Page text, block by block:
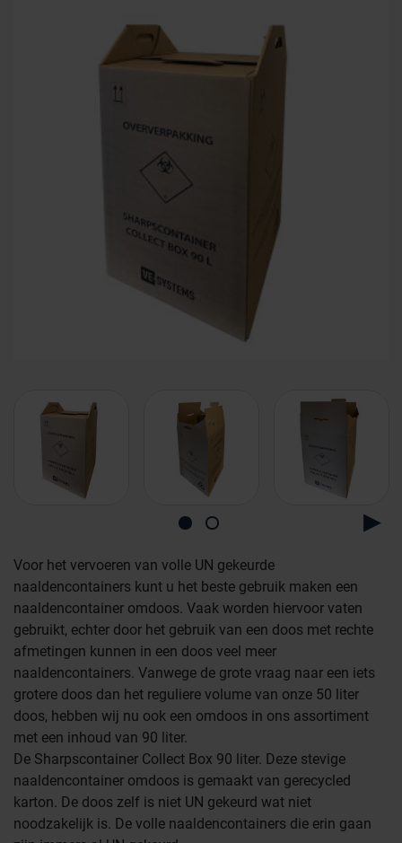
Voor het vervoeren van volle UN gekeurde
naaldencontainers kunt u het beste gebruik maken een
naaldencontainer omdoos. Vaak worden hiervoor vaten
gebruikt, echter door het gebruik van een doos met rechte
afmetingen kunnen in een doos veel meer
naaldencontainers. Vanwege de grote vraag naar een iets
grotere doos dan het reguliere volume van onze 50 liter
doos, hebben wij nu ook een omdoos in ons assortiment
met een inhoud van 90 liter.
De Sharpscontainer Collect Box 90 liter. Deze stevige
naaldencontainer omdoos is gemaakt van gerecycled
karton. De doos zelf is niet UN gekeurd wat niet
noodzakelijk is. De volle naaldencontainers die erin gaan
Afvalinzamelaars
Farmaceutische industrie